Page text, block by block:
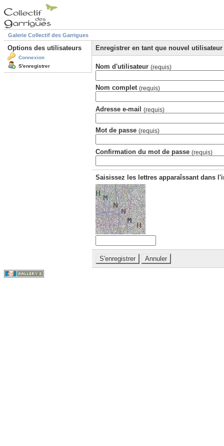
Galerie Collectif des Garrigues
Options des utilisateurs
Connexion
S'enregistrer
Enregistrer en tant que nouvel utilisateur
Nom d'utilisateur (requis)
Nom complet (requis)
Adresse e-mail (requis)
Mot de passe (requis)
Confirmation du mot de passe (requis)
Saisissez les lettres apparaîssant dans